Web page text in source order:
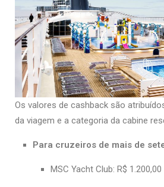
Os valores de cashback são
da viagem e a categoria da cabine
Para cruzeiros de mais de
MSC Yacht Club: R$ 1.200,00